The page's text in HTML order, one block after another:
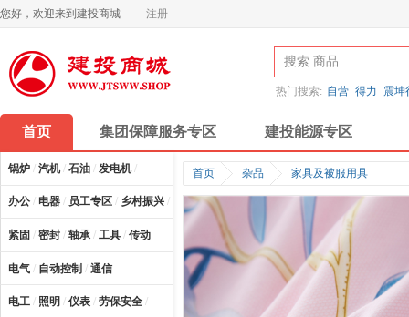
您好，欢迎来到建投商城 注册
热门搜索: 自营 得力 震坤
首页 集团保障服务专区 建投能源专区
锅炉 / 汽机/ 石油 / 发电机/
办公 / 电器 / 员工专区 / 乡村振兴 / 计算机及配件
紧固 / 密封 / 轴承 / 工具 / 传动
电气 / 自动控制 / 通信
电工 / 照明 / 仪表 / 劳保安全 /
首页 杂品 家具及被服用具